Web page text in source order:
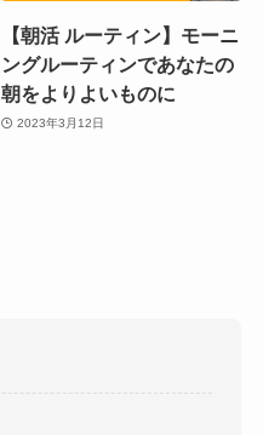
【朝活 ルーティン】モーニ
ングルーティンであなたの
朝をよりよいものに
2023年3月12日